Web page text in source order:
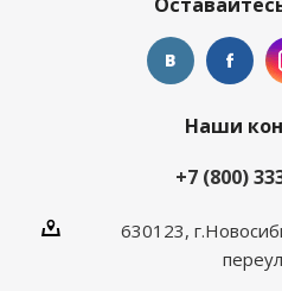
Наши
+7 (800)
630123,